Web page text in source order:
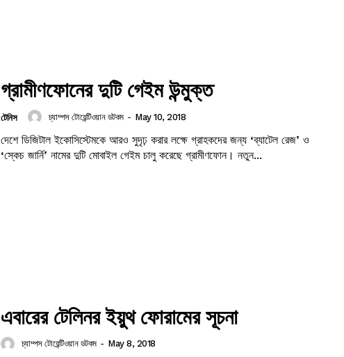
গ্রামীণফোনের দুটি গেইম উন্মুক্ত
টেনিস চ্যাম্পস টোয়েন্টিওয়ান ডটকম - May 10, 2018
দেশে ডিজিটাল ইকোসিস্টেমকে আরও সুদৃঢ় করার লক্ষে গ্রাহকদের জন্য ‘ব্যাটেল রেজ’ ও
‘স্কেচ জার্নি’ নামের দুটি মোবাইল গেইম চালু করেছে গ্রামীণফোন। নতুন...
এবারের টেলিনর ইয়ুথ ফোরামের সূচনা
চ্যাম্পস টোয়েন্টিওয়ান ডটকম - May 8, 2018